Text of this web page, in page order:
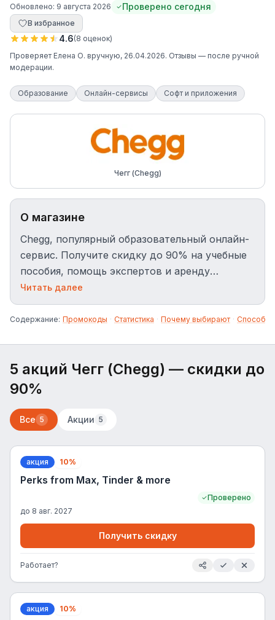
Обновлено: 9 августа 2026 Проверено сегодня
В избранное
4.6(8 оценок)
Проверяет Елена О. вручную, 26.04.2026. Отзывы — после ручной
модерации.
Образование Онлайн-сервисы Софт и приложения
Чегг (Chegg)
О магазине
Chegg, популярный образовательный онлайн-
сервис. Получите скидку до 90% на учебные
пособия, помощь экспертов и аренду
учебников с промокодами Чэгг.
Читать далее
Содержание: Промокоды · Статистика · Почему выбирают · Способы
5 акций Чегг (Chegg) — скидки до
90%
Все 5 Акции 5
акция 10%
Perks from Max, Tinder & more
Проверено
до 8 авг. 2027
Получить скидку
Работает?
акция 10%